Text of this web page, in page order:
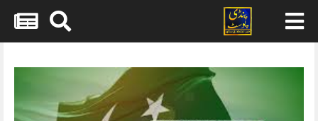
content